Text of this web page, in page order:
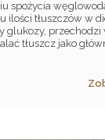
spożycia
ilości tłuszczów w
glukozy, przechodzi
tłuszcz jako